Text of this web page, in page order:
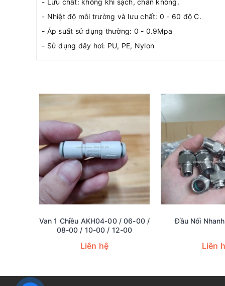
- Lưu chất: không khí sạch, chân không.
- Nhiệt độ môi trường và lưu chất: 0 - 60 độ C.
- Áp suất sử dụng thường: 0 - 0.9Mpa
- Sử dụng dây hơi: PU, PE, Nylon
Van 1 Chiều AKH04-00 / 06-00 /
08-00 / 10-00 / 12-00
Liên hệ
Đầu Nối
Liên